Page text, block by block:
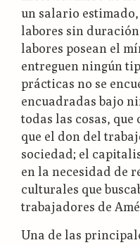
un salario
labores sin
labores posean el
entreguen ningún
prácticas no se
encuadradas bajo
todas las cosas,
que el don del
sociedad; el
en la necesidad de
culturales que
trabajadores de
Una de las